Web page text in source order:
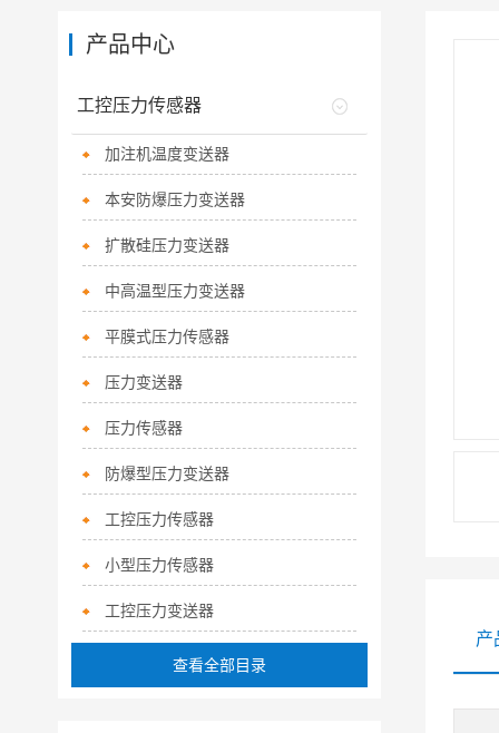
产
产品中心
工控压力传感器
加注机温度变送器
本安防爆压力变送器
扩散硅压力变送器
中高温型压力变送器
平膜式压力传感器
压力变送器
压力传感器
防爆型压力变送器
工控压力传感器
小型压力传感器
工控压力变送器
查看全部目录